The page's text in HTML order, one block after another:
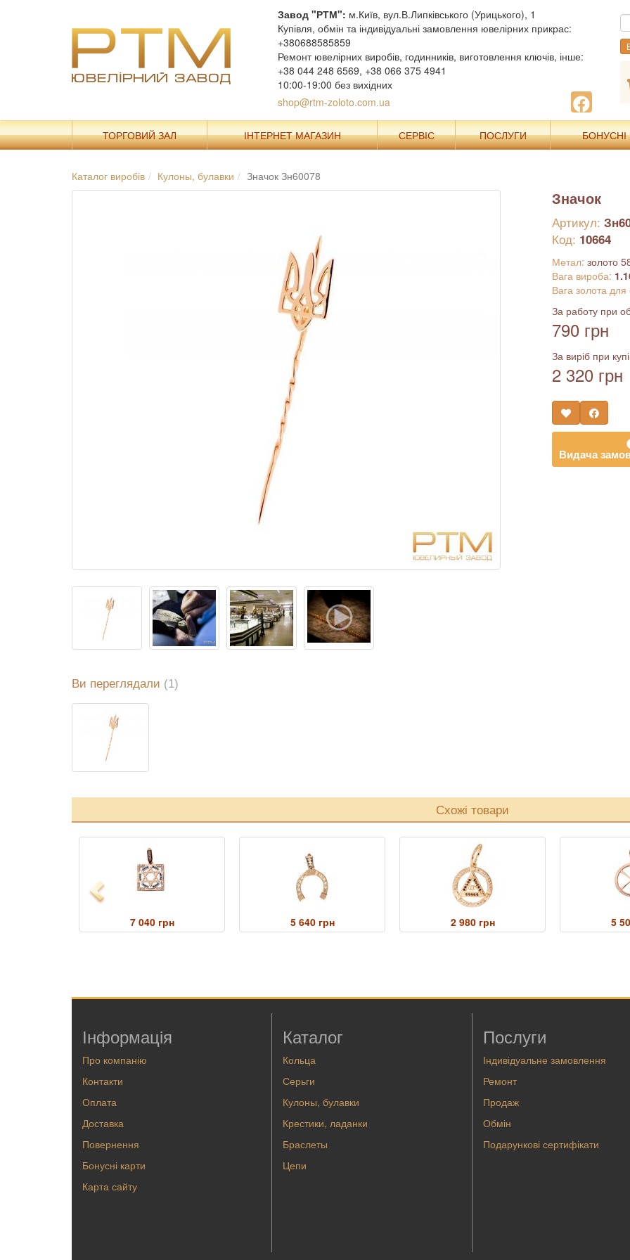
Завод "РТМ": м.Київ, вул.В.Липківського (Урицького), 1
Купівля, обмін та індивідуальні замовлення ювелірних прикрас:
+380688585859
Ремонт ювелірних виробів, годинників, виготовлення ключів, інше:
+38 044 248 6569, +38 066 375 4941
10:00-19:00 без вихідних
shop@rtm-zoloto.com.ua
ТОРГОВИЙ ЗАЛ ІНТЕРНЕТ МАГАЗИН СЕРВІС ПОСЛУГИ БОНУСНІ
Каталог виробів Кулоны, булавки Значок Зн60078
Значок
Артикул:
Код: 10664
Метал: золото
Вага вироба:
Вага золота для
За работу при
790 грн
За виріб при
2 320 грн
Видача
Ви переглядали (1)
Схожі товари
Previous
7 040 грн 5 640 грн 2 980 грн 5
Інформація
Про компанію
Контакти
Оплата
Доставка
Повернення
Бонусні карти
Карта сайту
Каталог
Кольца
Серьги
Кулоны, булавки
Крестики, ладанки
Браслеты
Цепи
Послуги
Індивідуальне замовлення
Ремонт
Продаж
Обмін
Подарункові сертифікати